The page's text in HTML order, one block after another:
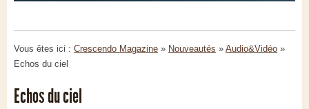
Vous êtes ici : Crescendo Magazine » Nouveautés » Audio&Vidéo »
Echos du ciel
Echos du ciel